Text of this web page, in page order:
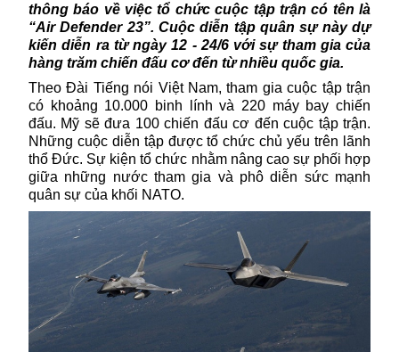
thông báo về việc tổ chức cuộc tập trận có tên là
“Air Defender 23”. Cuộc diễn tập quân sự này dự
kiến diễn ra từ ngày 12 - 24/6 với sự tham gia của
hàng trăm chiến đấu cơ đến từ nhiều quốc gia.
Theo Đài Tiếng nói Việt Nam, tham giacuộc tập trận
có khoảng 10.000 binh lính và 220 máy bay chiến
đấu. Mỹ sẽ đưa 100 chiến đấu cơ đến cuộc tập trận.
Những cuộc diễn tập được tổ chức chủ yếu trên lãnh
thổ Đức. Sự kiện tổ chức nhằm nâng cao sự phối hợp
giữa những nước tham gia và phô diễn sức mạnh
quân sự của khối NATO.